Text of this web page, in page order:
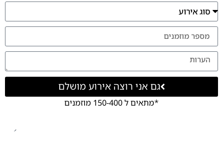
גם אני רוצה אירוע מושלם
*מתאים ל 150-400 מוזמנים